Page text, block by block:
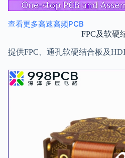
查看更多高速高频PCB
FPC及软硬
提供FPC、通孔软硬结合板及